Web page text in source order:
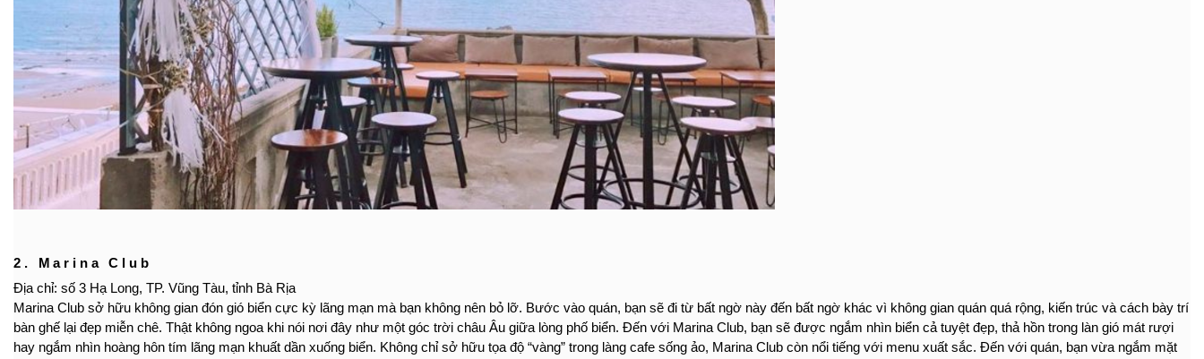
2. Marina Club
Địa chỉ: số 3 Hạ Long, TP. Vũng Tàu, tỉnh Bà Rịa
Marina Club sở hữu không gian đón gió biển cực kỳ lãng mạn mà bạn không nên bỏ lỡ. Bước vào quán, bạn sẽ đi từ bất ngờ này đến bất ngờ khác vì không gian quán quá rộng, kiến trúc và cách bày trí
bàn ghế lại đẹp miễn chê. Thật không ngoa khi nói nơi đây như một góc trời châu Âu giữa lòng phố biển. Đến với Marina Club, bạn sẽ được ngắm nhìn biển cả tuyệt đẹp, thả hồn trong làn gió mát rượi
hay ngắm nhìn hoàng hôn tím lãng mạn khuất dần xuống biển. Không chỉ sở hữu tọa độ “vàng” trong làng cafe sống ảo, Marina Club còn nổi tiếng với menu xuất sắc. Đến với quán, bạn vừa ngắm mặt